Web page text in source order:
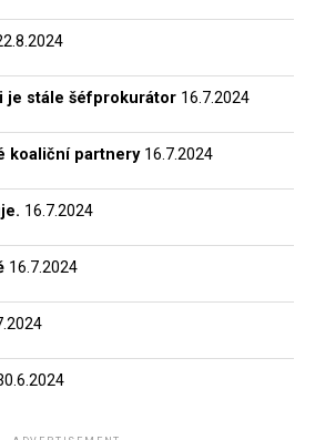
IPN dostaly také materiály,
ozbrojeného
a tzv. demokratické opozice,
existovala v letech 1956–89.
zcela unikátní historickou
a výzvědné činnosti namířené
se o více než 90 km spisů!) bylo
tohoto režimu a posléze
období let 1944–89.
říci, že historikům se již ve
je stále šéfprokurátor 16.7.2024
koaliční partnery 16.7.2024
16.7.2024
16.7.2024